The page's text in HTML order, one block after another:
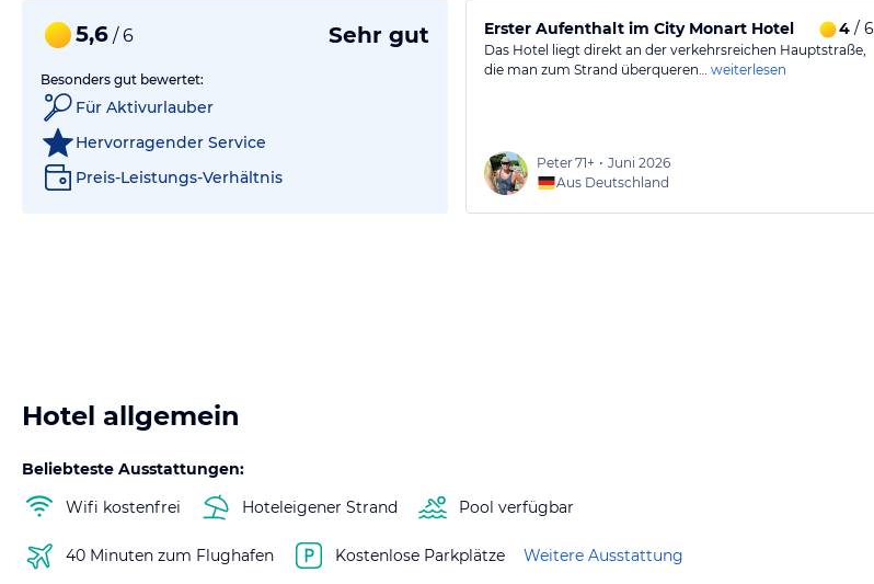
5,6 / 6 Sehr gut
Besonders gut bewertet:
Für Aktivurlauber
Hervorragender Service
Preis-Leistungs-Verhältnis
Erster Aufenthalt im City Monart Hotel 4/ 6
Das Hotel liegt direkt an der verkehrsreichen Hauptstraße,
die man zum Strand überqueren… weiterlesen
Peter71+ • Juni 2026
Aus Deutschland
Hotel allgemein
Beliebteste Ausstattungen:
Wifi kostenfrei
Hoteleigener Strand Pool verfügbar
40 Minuten zum Flughafen Kostenlose Parkplätze Weitere Ausstattung